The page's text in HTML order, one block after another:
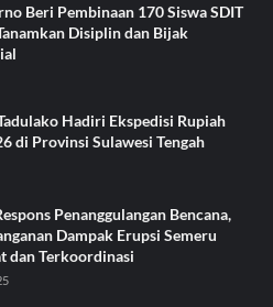
Beri Pembinaan 170 Siswa SDIT
Disiplin dan Bijak
Hadiri Ekspedisi Rupiah
di Provinsi Sulawesi Tengah
Penanggulangan Bencana,
Dampak Erupsi Semeru
dan Terkoordinasi